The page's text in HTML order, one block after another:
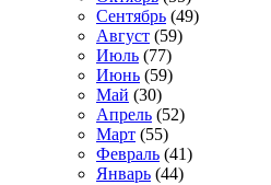
Сентябрь (49)
Август (59)
Июль (77)
Июнь (59)
Май (30)
Апрель (52)
Март (55)
Февраль (41)
Январь (44)